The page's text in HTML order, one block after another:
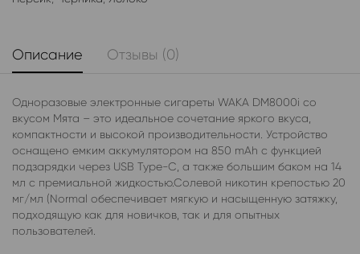
Описание Отзывы (0)
Одноразовые электронные сигареты WAKA DM8000i со
вкусом Мята – это идеальное сочетание яркого вкуса,
компактности и высокой производительности. Устройство
оснащено емким аккумулятором на 850 mAh с функцией
подзарядки через USB Type-C, а также большим баком на 14
мл с премиальной жидкостью.Солевой никотин крепостью 20
мг/мл (Normal обеспечивает мягкую и насыщенную затяжку,
подходящую как для новичков, так и для опытных
пользователей.